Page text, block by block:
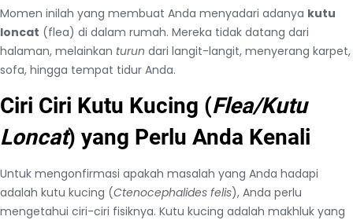
Momen inilah yang membuat Anda menyadari adanya kutu
loncat (flea) di dalam rumah. Mereka tidak datang dari
halaman, melainkan turun dari langit-langit, menyerang karpet,
sofa, hingga tempat tidur Anda.
Ciri Ciri Kutu Kucing (Flea/Kutu
Loncat) yang Perlu Anda Kenali
Untuk mengonfirmasi apakah masalah yang Anda hadapi
adalah kutu kucing (Ctenocephalides felis), Anda perlu
mengetahui ciri-ciri fisiknya. Kutu kucing adalah makhluk yang